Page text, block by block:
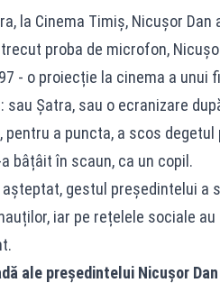
la Cinema Timiș, Nicușor
trecut proba de microfon,
- o proiecție la cinema a
sau Șatra, sau o ecranizare
pentru a puncta, a scos
bâțâit în scaun, ca un copil.
așteptat, gestul președintelui
iar pe rețelele sociale
ale președintelui Nicușor